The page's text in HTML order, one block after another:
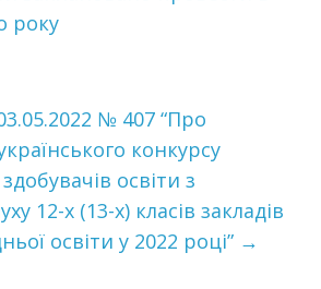
року
№ 407 “Про
конкурсу
освіти з
12-х (13-х) класів закладів
освіти у 2022 році” →